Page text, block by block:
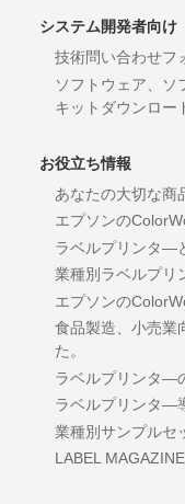
システム開発者向け
技術問い合わせフ
ソフトウェア、ソ
キットダウンロー
お役立ち情報
あなたの大切な商
エプソンの
ラベルプリンタ―
業種別ラベルプ
エプソンの
食品製造、小売業
た。
ラベルプリンタ―
ラベルプリンタ―
業種別サンプルセ
LABEL MAGAZINE